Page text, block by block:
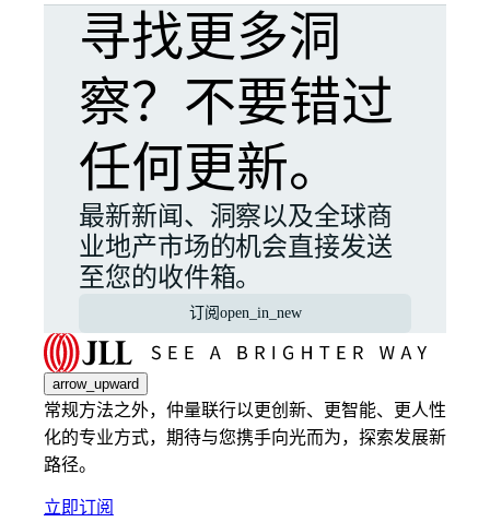
寻找更多洞
察？不要错过
任何更新。
最新新闻、洞察以及全球商
业地产市场的机会直接发送
至您的收件箱。
订阅 open_in_new
arrow_upward
常规方法之外，仲量联行以更创新、更智能、更人性
化的专业方式，期待与您携手向光而为，探索发展新
路径。
立即订阅